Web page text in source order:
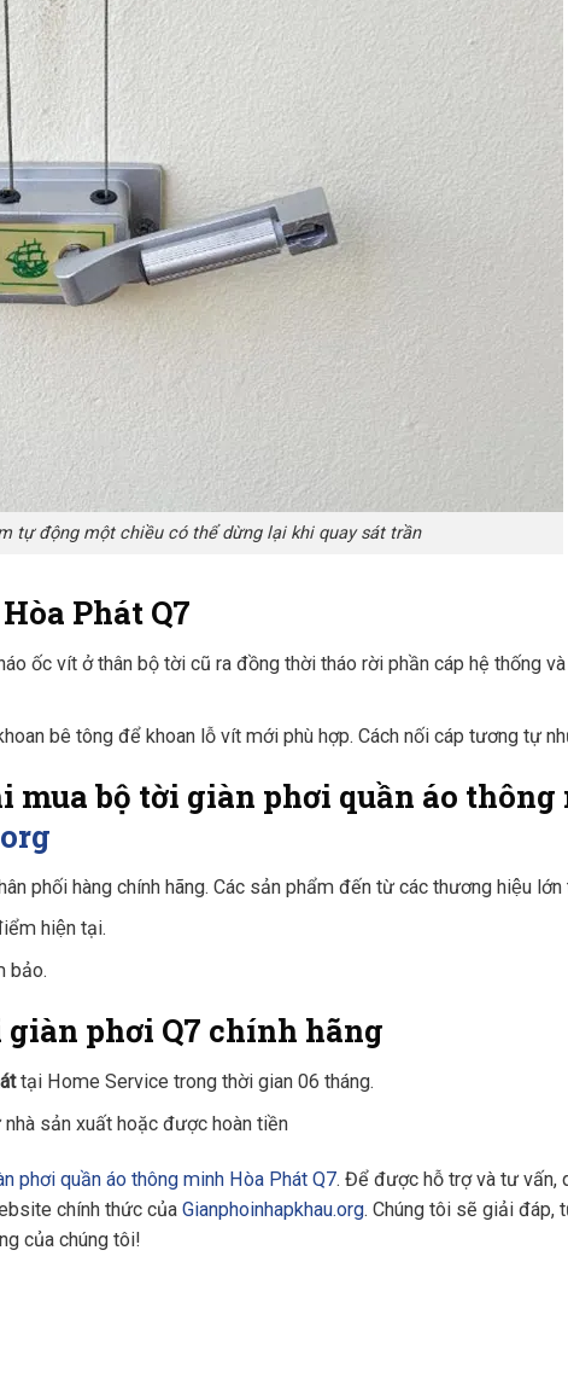
tự động một chiều có thể dừng lại khi quay sát trần
Phát Q7
ốc vít ở thân bộ tời cũ ra đồng thời tháo rời phần cáp hệ thống
bê tông để khoan lỗ vít mới phù hợp. Cách nối cáp tương tự
bộ tời giàn phơi quần áo thông
phối hàng chính hãng. Các sản phẩm đến từ các thương hiệu
hiện tại.
bảo.
giàn phơi Q7 chính hãng
tại Home Service trong thời gian 06 tháng.
sản xuất hoặc được hoàn tiền
phơi quần áo thông minh Hòa Phát Q7. Để được hỗ trợ và tư vấn,
chính thức của Gianphoinhapkhau.org. Chúng tôi sẽ giải đáp,
của chúng tôi!